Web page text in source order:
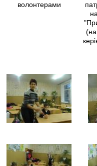
волонтерами
(на